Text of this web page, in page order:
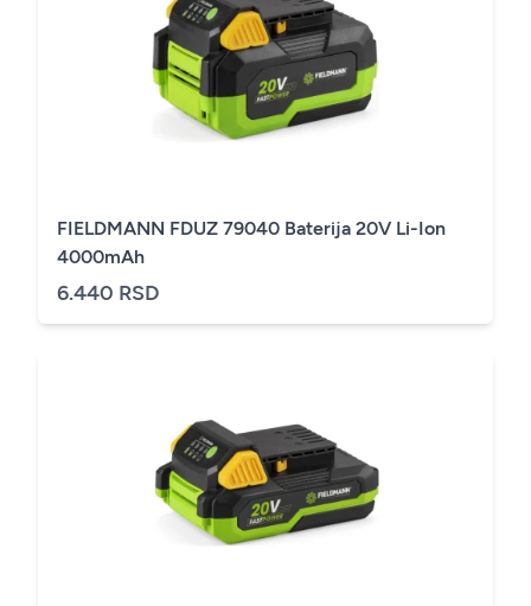
FIELDMANN FDUZ 79040 Baterija 20V Li-Ion
4000mAh
6.440 RSD